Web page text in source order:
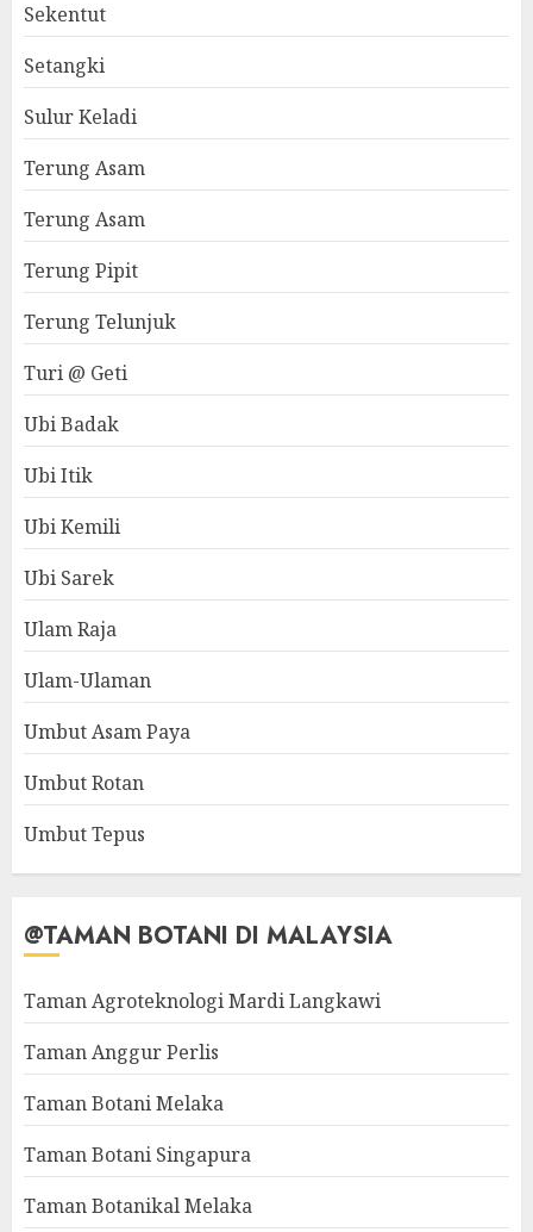
Sekentut
Setangki
Sulur Keladi
Terung Asam
Terung Asam
Terung Pipit
Terung Telunjuk
Turi @ Geti
Ubi Badak
Ubi Itik
Ubi Kemili
Ubi Sarek
Ulam Raja
Ulam-Ulaman
Umbut Asam Paya
Umbut Rotan
Umbut Tepus
@TAMAN BOTANI DI MALAYSIA
Taman Agroteknologi Mardi Langkawi
Taman Anggur Perlis
Taman Botani Melaka
Taman Botani Singapura
Taman Botanikal Melaka